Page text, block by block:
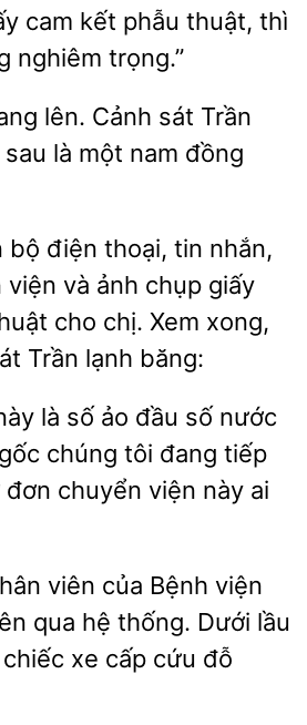
cam kết phẫu thuật, thì
nghiêm trọng.”
lên. Cảnh sát Trần
một
đồng
điện thoại, tin
và ảnh chụp giấy
cho chị. Xem xong,
Trần lạnh băng:
là số ảo đầu số nước
chúng
đang tiếp
chuyển viện này ai
viên của Bệnh viện
qua hệ thống. Dưới lầu
xe cấp cứu đỗ